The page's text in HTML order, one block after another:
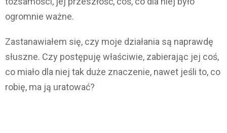
ogromnie ważne.
Zastanawiałem się, czy moje działania są naprawdę
słuszne. Czy postępuję właściwie, zabierając jej coś,
co miało dla niej tak duże znaczenie, nawet jeśli to, co
robię, ma ją uratować?